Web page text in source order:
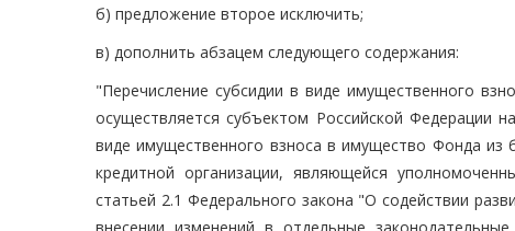
б) предложение второе исключить;
в) дополнить абзацем следующего содержания:
"Перечисление субсидии в виде имущественного
осуществляется субъектом Российской Федерации
виде имущественного взноса в имущество Фонда
кредитной организации, являющейся
статьей 2.1 Федерального закона "О содействии